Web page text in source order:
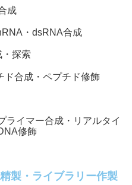
成
・dsRNA合成
・探索
ド合成・ペプチド修飾
ライマー合成・リアルタイ
修飾
製・ライブラリー作製